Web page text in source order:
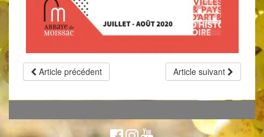
Article précédent Article suivant